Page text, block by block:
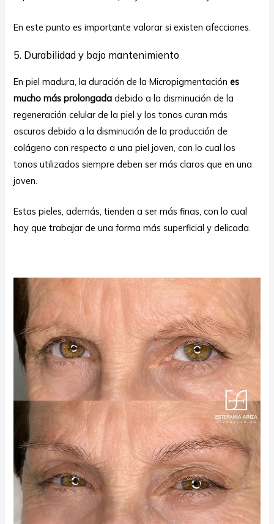
En este punto es importante valorar si existen afecciones.
5. Durabilidad y bajo mantenimiento
En piel madura, la duración de la Micropigmentaciónes
mucho más prolongadadebido a la disminución de la
regeneración celular de la piel y los tonos curan más
oscuros debido a la disminución de la producción de
colágeno con respecto a una piel joven, con lo cual los
tonos utilizados siempre deben ser más claros que en una
joven.
Estas pieles, además, tienden a ser más finas, con lo cual
hay que trabajar de una forma más superficial y delicada.